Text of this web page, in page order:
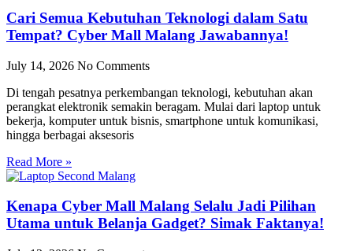
Cari Semua Kebutuhan Teknologi dalam Satu
Tempat? Cyber Mall Malang Jawabannya!
July 14, 2026 No Comments
Di tengah pesatnya perkembangan teknologi, kebutuhan akan
perangkat elektronik semakin beragam. Mulai dari laptop untuk
bekerja, komputer untuk bisnis, smartphone untuk komunikasi,
hingga berbagai aksesoris
Read More »
Kenapa Cyber Mall Malang Selalu Jadi Pilihan
Utama untuk Belanja Gadget? Simak Faktanya!